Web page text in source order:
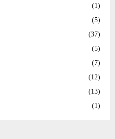
(1)
(5)
(37)
(5)
(7)
(12)
(13)
(1)